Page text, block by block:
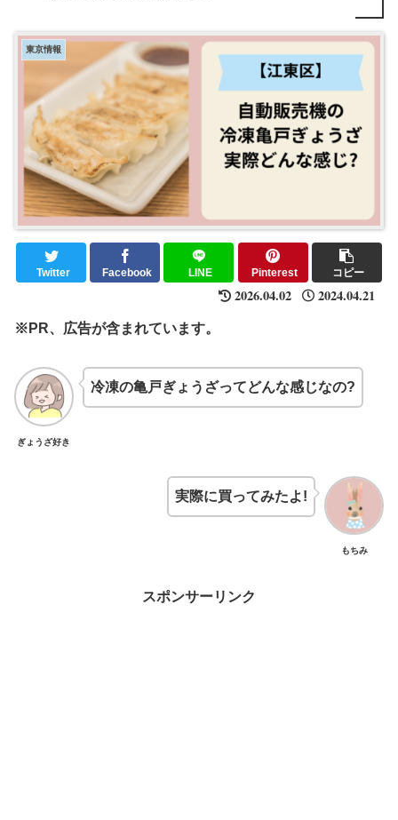
東京情報
Twitter Facebook LINE Pinterest コピー
2026.04.02 2024.04.21
※PR、広告が含まれています。
ぎょうざ好き
冷凍の亀戸ぎょうざってどんな感じなの?
もちみ
実際に買ってみたよ!
スポンサーリンク